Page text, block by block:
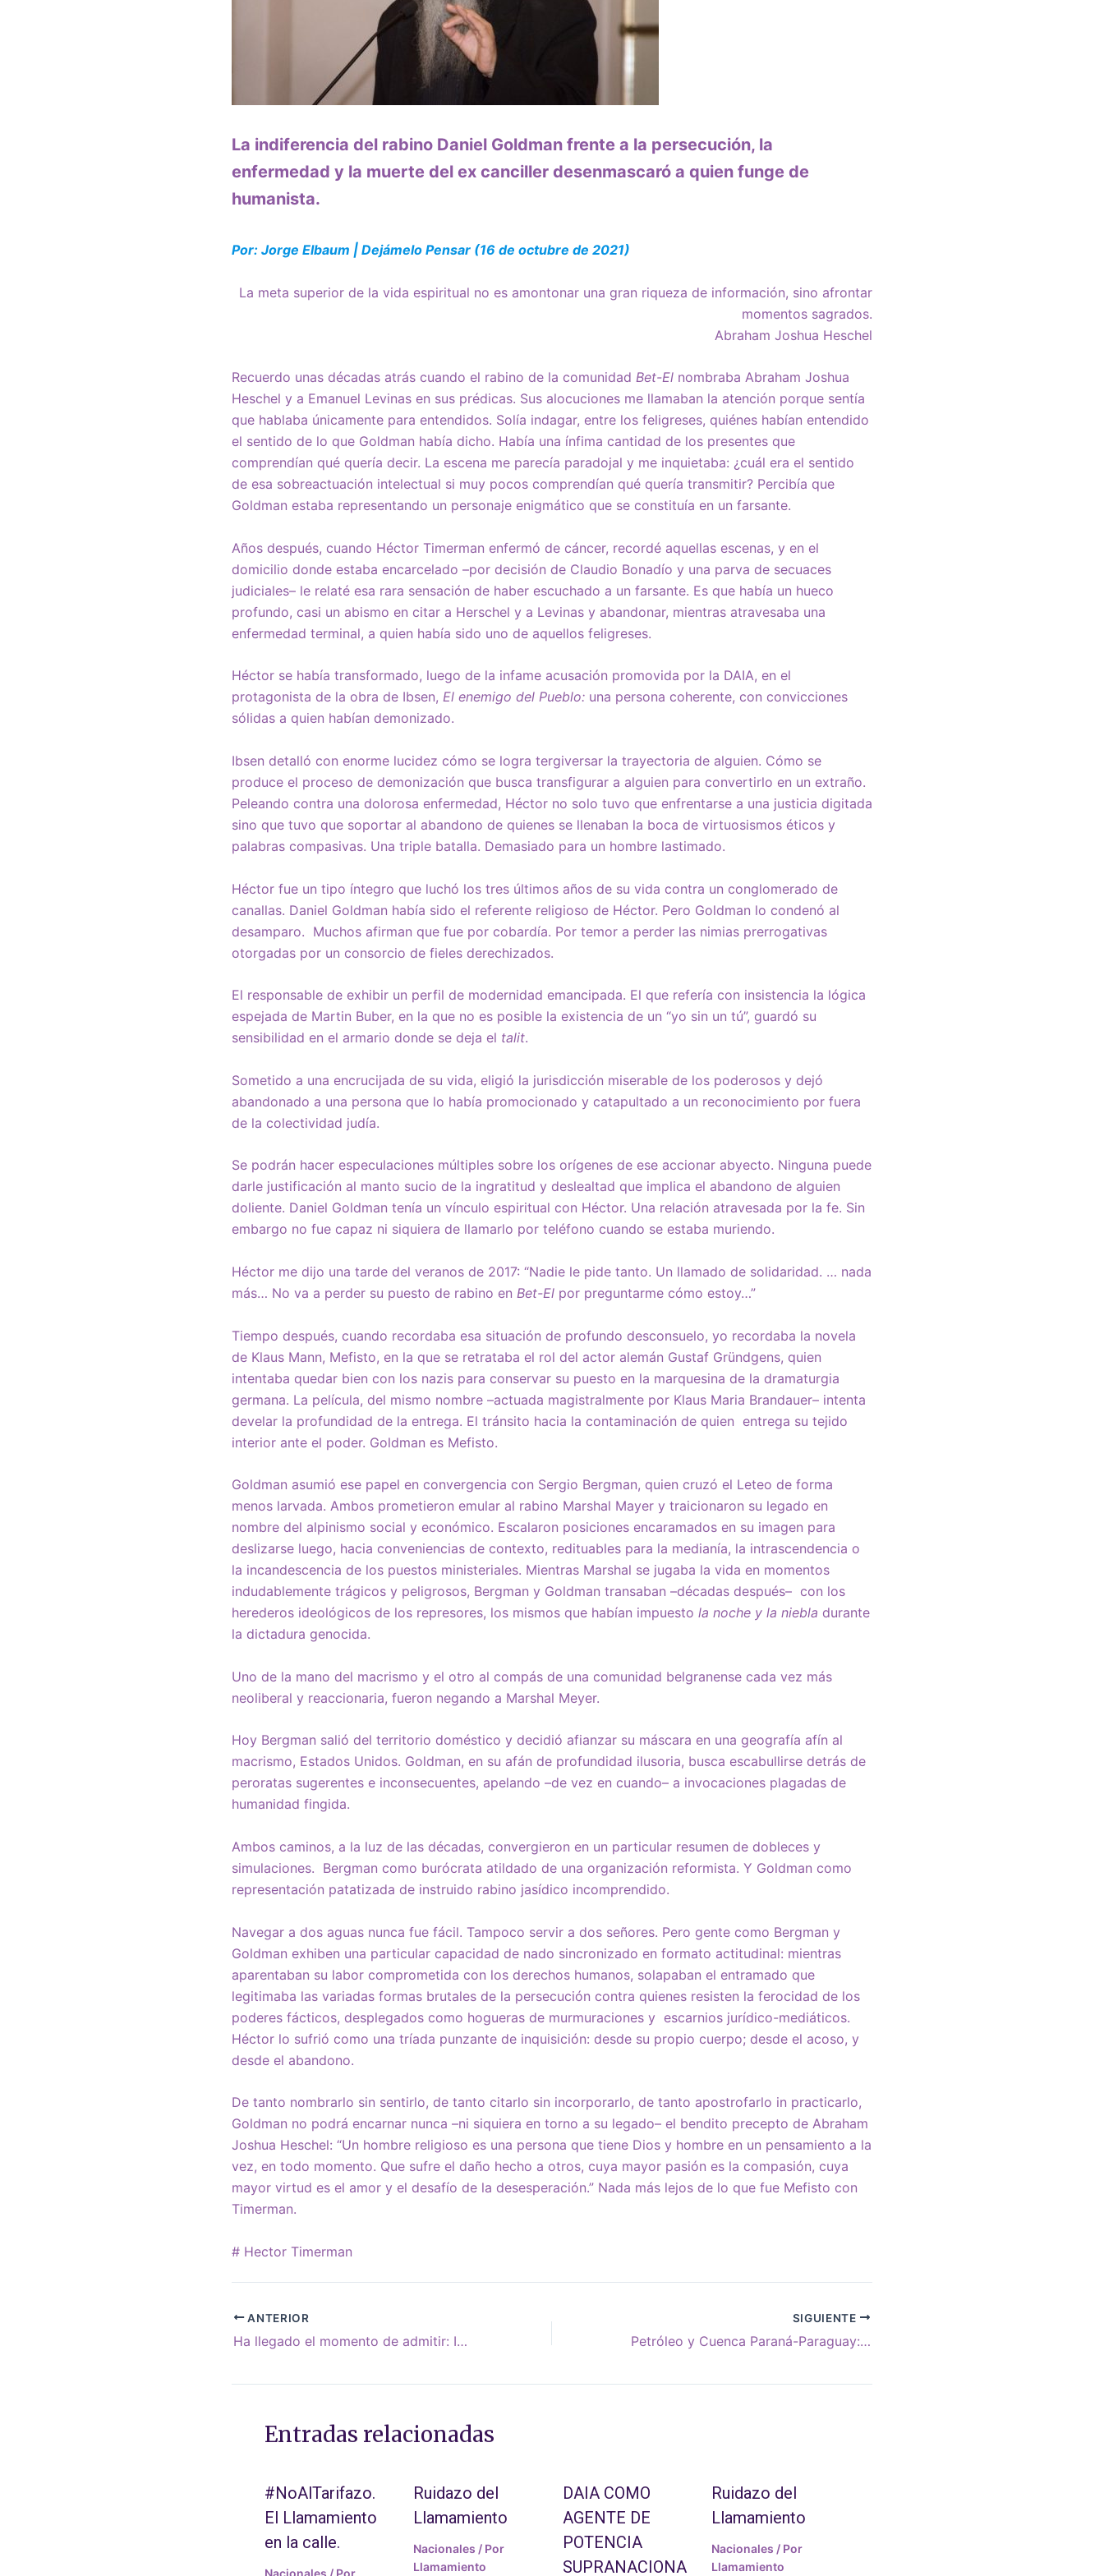
La indiferencia del rabino Daniel Goldman frente a la persecución, la
enfermedad y la muerte del ex canciller desenmascaró a quien funge de
humanista.
Por: Jorge Elbaum | Dejámelo Pensar (16 de octubre de 2021)
La meta superior de la vida espiritual no es amontonar una gran riqueza de información, sino afrontar
momentos sagrados.
Abraham Joshua Heschel
Recuerdo unas décadas atrás cuando el rabino de la comunidad Bet-El nombraba Abraham Joshua
Heschel y a Emanuel Levinas en sus prédicas. Sus alocuciones me llamaban la atención porque sentía
que hablaba únicamente para entendidos. Solía indagar, entre los feligreses, quiénes habían entendido
el sentido de lo que Goldman había dicho. Había una ínfima cantidad de los presentes que
comprendían qué quería decir. La escena me parecía paradojal y me inquietaba: ¿cuál era el sentido
de esa sobreactuación intelectual si muy pocos comprendían qué quería transmitir? Percibía que
Goldman estaba representando un personaje enigmático que se constituía en un farsante.
Años después, cuando Héctor Timerman enfermó de cáncer, recordé aquellas escenas, y en el
domicilio donde estaba encarcelado –por decisión de Claudio Bonadío y una parva de secuaces
judiciales– le relaté esa rara sensación de haber escuchado a un farsante. Es que había un hueco
profundo, casi un abismo en citar a Herschel y a Levinas y abandonar, mientras atravesaba una
enfermedad terminal, a quien había sido uno de aquellos feligreses.
Héctor se había transformado, luego de la infame acusación promovida por la DAIA, en el
protagonista de la obra de Ibsen, El enemigo del Pueblo: una persona coherente, con convicciones
sólidas a quien habían demonizado.
Ibsen detalló con enorme lucidez cómo se logra tergiversar la trayectoria de alguien. Cómo se
produce el proceso de demonización que busca transfigurar a alguien para convertirlo en un extraño.
Peleando contra una dolorosa enfermedad, Héctor no solo tuvo que enfrentarse a una justicia digitada
sino que tuvo que soportar al abandono de quienes se llenaban la boca de virtuosismos éticos y
palabras compasivas. Una triple batalla. Demasiado para un hombre lastimado.
Héctor fue un tipo íntegro que luchó los tres últimos años de su vida contra un conglomerado de
canallas. Daniel Goldman había sido el referente religioso de Héctor. Pero Goldman lo condenó al
desamparo. Muchos afirman que fue por cobardía. Por temor a perder las nimias prerrogativas
otorgadas por un consorcio de fieles derechizados.
El responsable de exhibir un perfil de modernidad emancipada. El que refería con insistencia la lógica
espejada de Martin Buber, en la que no es posible la existencia de un “yo sin un tú”, guardó su
sensibilidad en el armario donde se deja el talit.
Sometido a una encrucijada de su vida, eligió la jurisdicción miserable de los poderosos y dejó
abandonado a una persona que lo había promocionado y catapultado a un reconocimiento por fuera
de la colectividad judía.
Se podrán hacer especulaciones múltiples sobre los orígenes de ese accionar abyecto. Ninguna puede
darle justificación al manto sucio de la ingratitud y deslealtad que implica el abandono de alguien
doliente. Daniel Goldman tenía un vínculo espiritual con Héctor. Una relación atravesada por la fe. Sin
embargo no fue capaz ni siquiera de llamarlo por teléfono cuando se estaba muriendo.
Héctor me dijo una tarde del veranos de 2017: “Nadie le pide tanto. Un llamado de solidaridad. … nada
más… No va a perder su puesto de rabino en Bet-El por preguntarme cómo estoy…”
Tiempo después, cuando recordaba esa situación de profundo desconsuelo, yo recordaba la novela
de Klaus Mann, Mefisto, en la que se retrataba el rol del actor alemán Gustaf Gründgens, quien
intentaba quedar bien con los nazis para conservar su puesto en la marquesina de la dramaturgia
germana. La película, del mismo nombre –actuada magistralmente por Klaus Maria Brandauer– intenta
develar la profundidad de la entrega. El tránsito hacia la contaminación de quien entrega su tejido
interior ante el poder. Goldman es Mefisto.
Goldman asumió ese papel en convergencia con Sergio Bergman, quien cruzó el Leteo de forma
menos larvada. Ambos prometieron emular al rabino Marshal Mayer y traicionaron su legado en
nombre del alpinismo social y económico. Escalaron posiciones encaramados en su imagen para
deslizarse luego, hacia conveniencias de contexto, redituables para la medianía, la intrascendencia o
la incandescencia de los puestos ministeriales. Mientras Marshal se jugaba la vida en momentos
indudablemente trágicos y peligrosos, Bergman y Goldman transaban –décadas después– con los
herederos ideológicos de los represores, los mismos que habían impuesto la noche y la niebla durante
la dictadura genocida.
Uno de la mano del macrismo y el otro al compás de una comunidad belgranense cada vez más
neoliberal y reaccionaria, fueron negando a Marshal Meyer.
Hoy Bergman salió del territorio doméstico y decidió afianzar su máscara en una geografía afín al
macrismo, Estados Unidos. Goldman, en su afán de profundidad ilusoria, busca escabullirse detrás de
peroratas sugerentes e inconsecuentes, apelando –de vez en cuando– a invocaciones plagadas de
humanidad fingida.
Ambos caminos, a la luz de las décadas, convergieron en un particular resumen de dobleces y
simulaciones. Bergman como burócrata atildado de una organización reformista. Y Goldman como
representación patatizada de instruido rabino jasídico incomprendido.
Navegar a dos aguas nunca fue fácil. Tampoco servir a dos señores. Pero gente como Bergman y
Goldman exhiben una particular capacidad de nado sincronizado en formato actitudinal: mientras
aparentaban su labor comprometida con los derechos humanos, solapaban el entramado que
legitimaba las variadas formas brutales de la persecución contra quienes resisten la ferocidad de los
poderes fácticos, desplegados como hogueras de murmuraciones y escarnios jurídico-mediáticos.
Héctor lo sufrió como una tríada punzante de inquisición: desde su propio cuerpo; desde el acoso, y
desde el abandono.
De tanto nombrarlo sin sentirlo, de tanto citarlo sin incorporarlo, de tanto apostrofarlo in practicarlo,
Goldman no podrá encarnar nunca –ni siquiera en torno a su legado– el bendito precepto de Abraham
Joshua Heschel: “Un hombre religioso es una persona que tiene Dios y hombre en un pensamiento a la
vez, en todo momento. Que sufre el daño hecho a otros, cuya mayor pasión es la compasión, cuya
mayor virtud es el amor y el desafío de la desesperación.” Nada más lejos de lo que fue Mefisto con
Timerman.
# Hector Timerman
ANTERIOR
Ha llegado el momento de admitir: Israel es un régimen de apartheid
SIGUIENTE
Petróleo y Cuenca Paraná-Paraguay: los desafíos
Entradas relacionadas
#NoAlTarifazo.
El Llamamiento
en la calle.
Ruidazo del
Llamamiento
Nacionales / Por
Llamamiento
DAIA COMO
AGENTE DE
POTENCIA
SUPRANACIONA
Ruidazo del
Llamamiento
Nacionales / Por
Llamamiento